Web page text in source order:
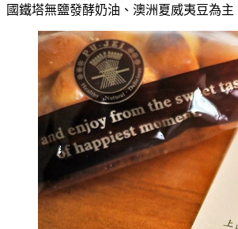
國鐵塔無鹽發酵奶油、澳洲夏威夷豆為主